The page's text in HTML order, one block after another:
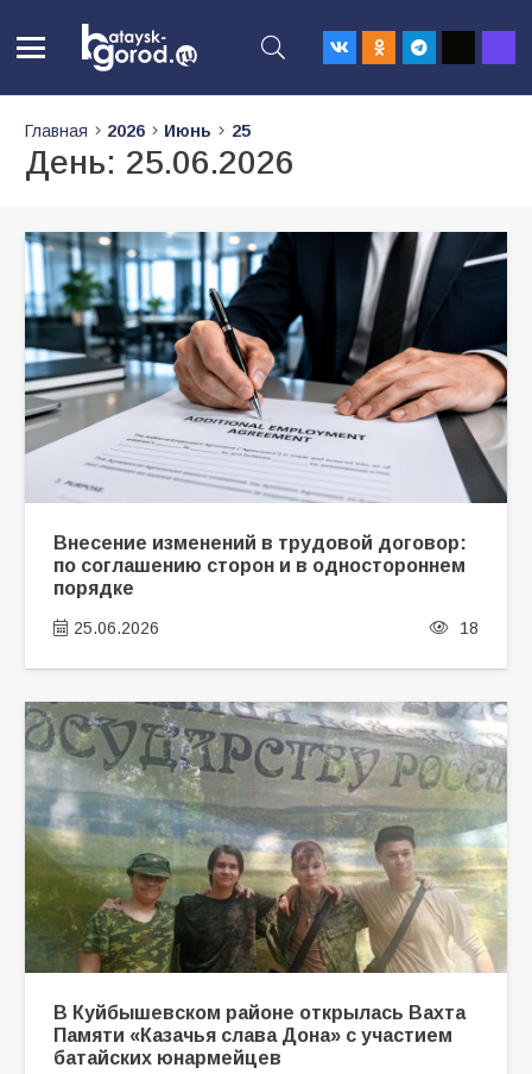
Главная 2026 Июнь 25
День: 25.06.2026
Внесение изменений в трудовой договор:
по соглашению сторон и в одностороннем
порядке
25.06.2026 18
В Куйбышевском районе открылась Вахта
Памяти «Казачья слава Дона» с участием
батайских юнармейцев